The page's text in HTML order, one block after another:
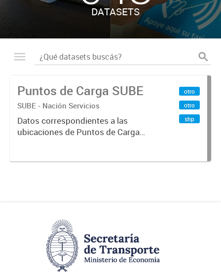
DATASETS
Puntos de Carga SUBE
SUBE - Nación Servicios
Datos correspondientes a las
ubicaciones de Puntos de Carga
otro
otro
shp